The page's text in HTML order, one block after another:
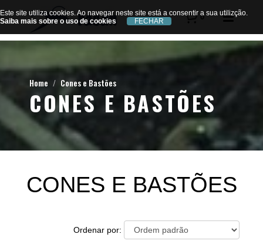
0
Home Cones e Bastões
CONES E BASTÕES
CONES E BASTÕES
Ordenar por:
Este site utiliza cookies. Ao navegar neste site está a consentir a sua utilizção.
Saiba mais sobre o uso de cookies
Este site utiliza cookies. Ao navegar neste site está a consentir a sua utilizção.
Saiba mais sobre o uso de cookies